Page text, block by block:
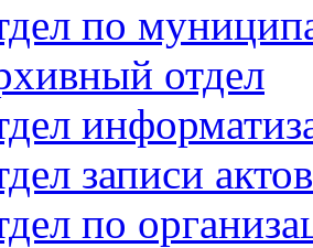
по
отдел
записи
по